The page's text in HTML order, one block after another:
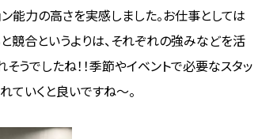
能力の高さを実感しました。お仕事としては
競合というよりは、それぞれの強みなどを活
うでしたね！！季節やイベントで必要なスタッ
いくと良いですね～。